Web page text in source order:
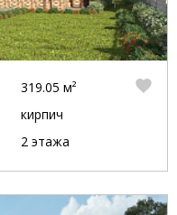
319.05 м²
кирпич
2 этажа